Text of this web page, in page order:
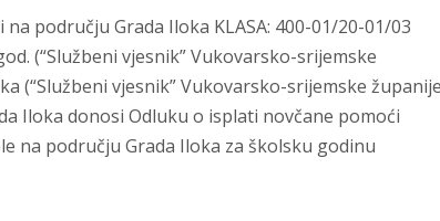
području Grada Iloka KLASA: 400-01/20-01/03
(“Službeni vjesnik” Vukovarsko-srijemske
(“Službeni vjesnik” Vukovarsko-srijemske županije
Iloka donosi Odluku o isplati novčane pomoći
na području Grada Iloka za školsku godinu